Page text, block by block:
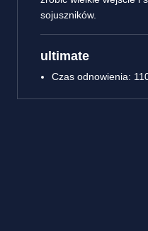
sojuszników.
ultimate
Czas odnowienia: